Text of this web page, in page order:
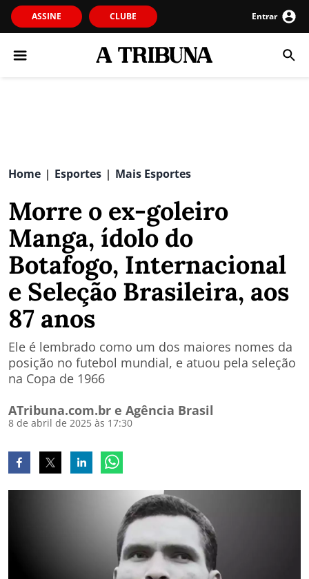
ASSINE CLUBE Entrar
Home | Esportes | Mais Esportes
Morre o ex-goleiro
Manga, ídolo do
Botafogo, Internacional
e Seleção Brasileira, aos
87 anos
Ele é lembrado como um dos maiores nomes da
posição no futebol mundial, e atuou pela seleção
na Copa de 1966
ATribuna.com.br e Agência Brasil
8 de abril de 2025 às 17:30